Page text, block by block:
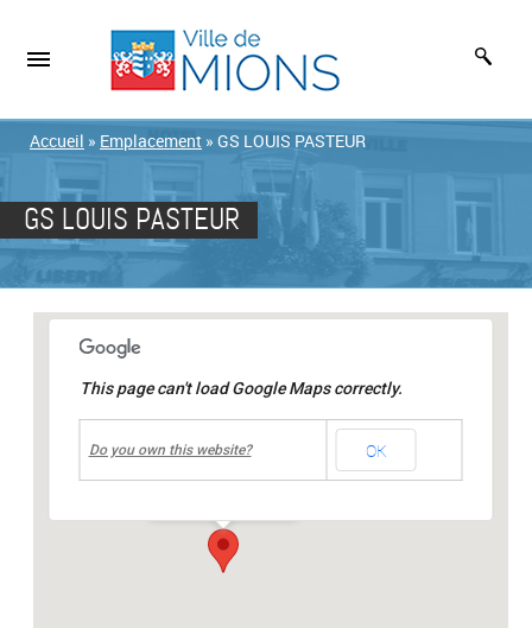
Accueil » Emplacement » GS LOUIS PASTEUR
GS LOUIS PASTEUR
GS LOUIS PASTEUR
This page can't load Google Maps correctly.
Do you own this website? OK